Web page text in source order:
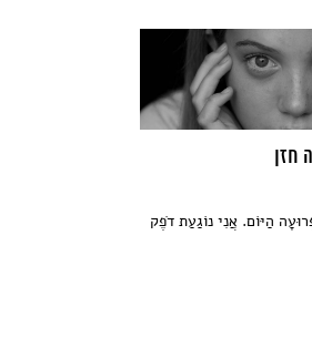
חזן
הַיּוֹם. אֲנִי נוֹגַעַת דֹפֶק